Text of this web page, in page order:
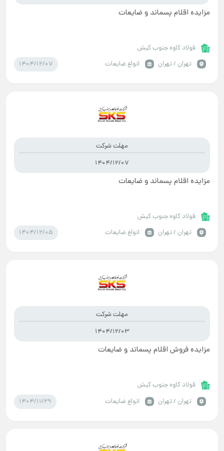
مزایده اقلام پسماند و ضایعات
فولاد کاوه جنوب کیش
تهران / تهران
انواع ضایعات 1404/12/07
مهلت شرکت
1404/12/07
مزایده اقلام پسماند و ضایعات
فولاد کاوه جنوب کیش
تهران / تهران
انواع ضایعات 1404/12/05
مهلت شرکت
1404/12/03
مزایده فروش اقلام پسماند و ضایعات
فولاد کاوه جنوب کیش
تهران / تهران
انواع ضایعات 1404/11/29